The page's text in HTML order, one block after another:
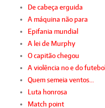
De cabeça erguida
A máquina não para
Epifania mundial
A lei de Murphy
O capitão chegou
A violência no e do futebol
Quem semeia ventos…
Luta honrosa
Match point